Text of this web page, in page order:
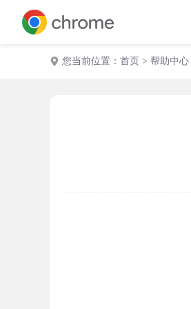
您当前位置： 首页 > 帮助中心